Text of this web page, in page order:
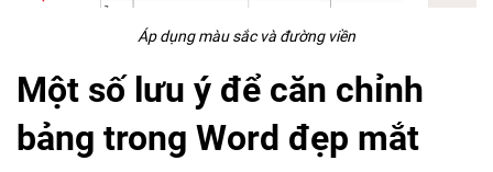
Áp dụng màu sắc và đường viền
Một số lưu ý để căn chỉnh
bảng trong Word đẹp mắt